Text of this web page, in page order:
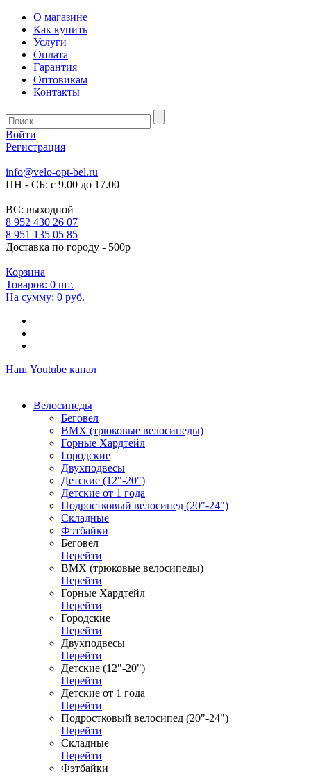
О магазине
Как купить
Услуги
Оплата
Гарантия
Оптовикам
Контакты
Войти
Регистрация
info@velo-opt-bel.ru
ПН - СБ: с 9.00 до 17.00
ВС: выходной
8 952 430 26 07
8 951 135 05 85
Доставка по городу - 500р
Корзина
Товаров: 0 шт.
На сумму: 0 руб.
Наш Youtube канал
Велосипеды
Беговел
ВМХ (трюковые велосипеды)
Горные Хардтейл
Городские
Двухподвесы
Детские (12"-20")
Детские от 1 года
Подростковый велосипед (20"-24")
Складные
Фэтбайки
Беговел
Перейти
ВМХ (трюковые велосипеды)
Перейти
Горные Хардтейл
Перейти
Городские
Перейти
Двухподвесы
Перейти
Детские (12"-20")
Перейти
Детские от 1 года
Перейти
Подростковый велосипед (20"-24")
Перейти
Складные
Перейти
Фэтбайки